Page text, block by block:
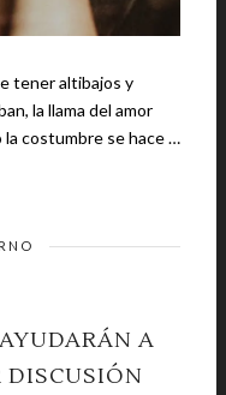
tener altibajos y
la llama del amor
la costumbre se hace …
A
DISCUSIÓN